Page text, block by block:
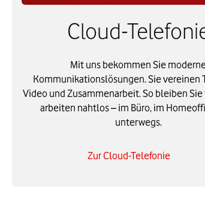
Cloud-
Mit uns bekommen Sie
Kommunikationslösungen. Sie vereinen
Video und Zusammenarbeit. So bleiben
arbeiten nahtlos – im Büro, im
unterwegs.
Zur Cloud-Telefonie